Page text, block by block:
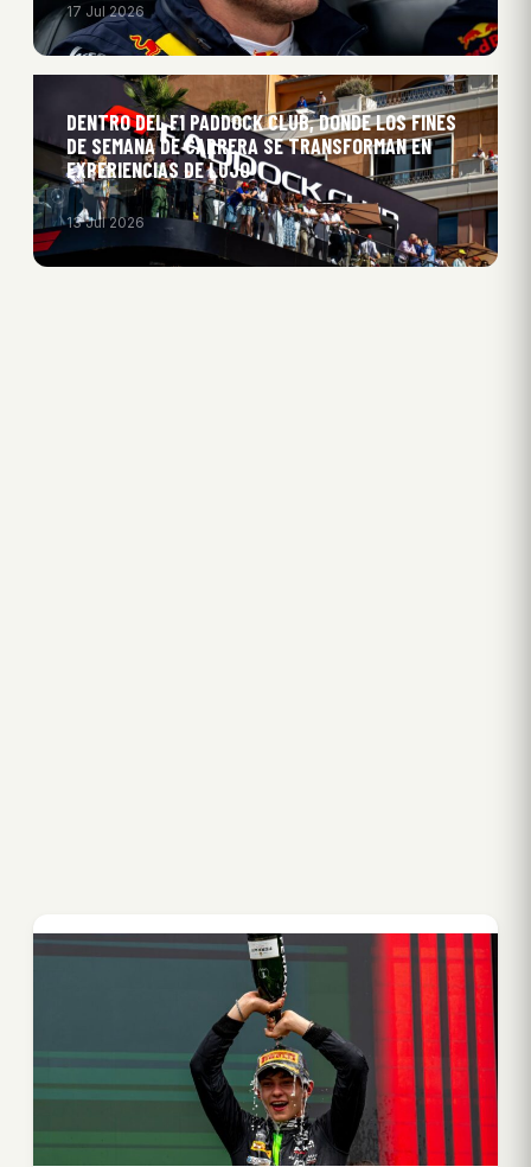
17 Jul 2026
DENTRO DEL F1 PADDOCK CLUB, DONDE LOS FINES
DE SEMANA DE CARRERA SE TRANSFORMAN EN
EXPERIENCIAS DE LUJO
13 Jul 2026